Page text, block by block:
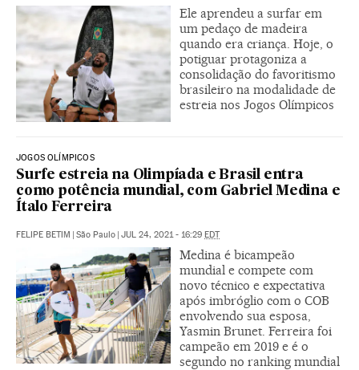
Ele aprendeu a surfar em
um pedaço de madeira
quando era criança. Hoje, o
potiguar protagoniza a
consolidação do favoritismo
brasileiro na modalidade de
estreia nos Jogos Olímpicos
JOGOS OLÍMPICOS
Surfe estreia na Olimpíada e Brasil entra
como potência mundial, com Gabriel Medina e
Ítalo Ferreira
FELIPE BETIM | São Paulo | JUL 24, 2021 - 16:29 EDT
Medina é bicampeão
mundial e compete com
novo técnico e expectativa
após imbróglio com o COB
envolvendo sua esposa,
Yasmin Brunet. Ferreira foi
campeão em 2019 e é o
segundo no ranking mundial